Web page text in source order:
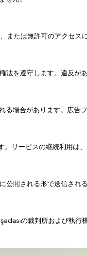
または無許可のアクセス
法を遵守します。違反が
る場合があります。広告
。サービスの継続利用は、
公開される形で送信され
の裁判所および執